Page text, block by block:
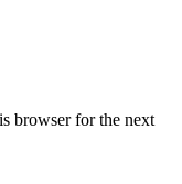
browser for the next